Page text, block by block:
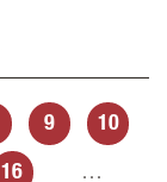
9 10
16
…